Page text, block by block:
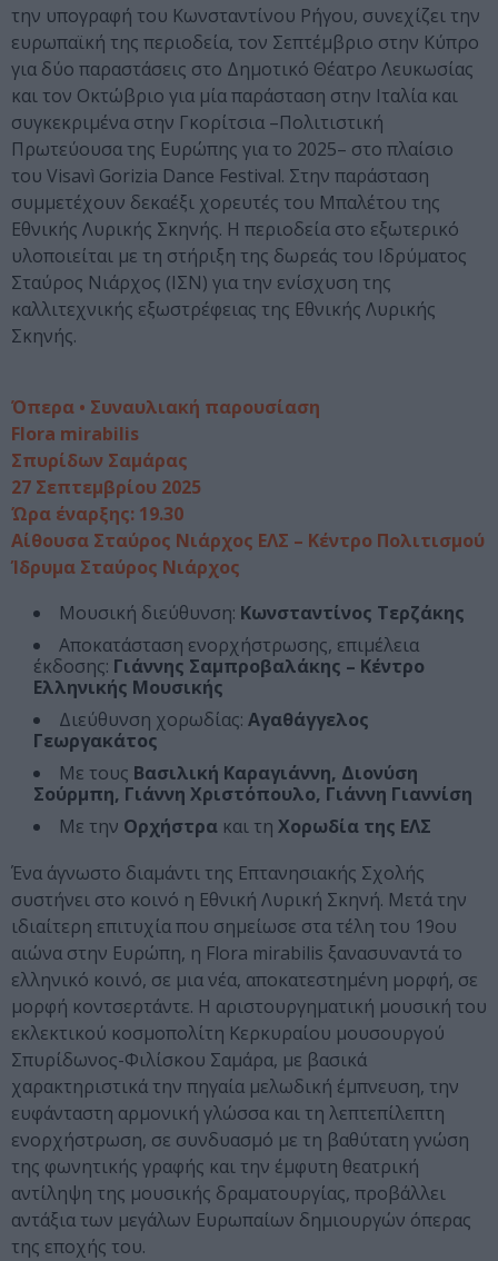
την υπογραφή του Κωνσταντίνου Ρήγου, συνεχίζει την
ευρωπαϊκή της περιοδεία, τον Σεπτέμβριο στην Κύπρο
για δύο παραστάσεις στο Δημοτικό Θέατρο Λευκωσίας
και τον Οκτώβριο για μία παράσταση στην Ιταλία και
συγκεκριμένα στην Γκορίτσια –Πολιτιστική
Πρωτεύουσα της Ευρώπης για το 2025– στο πλαίσιο
του Visavì Gorizia Dance Festival. Στην παράσταση
συμμετέχουν δεκαέξι χορευτές του Μπαλέτου της
Εθνικής Λυρικής Σκηνής. Η περιοδεία στο εξωτερικό
υλοποιείται με τη στήριξη της δωρεάς του Ιδρύματος
Σταύρος Νιάρχος (ΙΣΝ) για την ενίσχυση της
καλλιτεχνικής εξωστρέφειας της Εθνικής Λυρικής
Σκηνής.
Όπερα • Συναυλιακή παρουσίαση
Flora mirabilis
Σπυρίδων Σαμάρας
27 Σεπτεμβρίου 2025
Ώρα έναρξης: 19.30
Αίθουσα Σταύρος Νιάρχος ΕΛΣ – Κέντρο Πολιτισμού
Ίδρυμα Σταύρος Νιάρχος
Μουσική διεύθυνση: Κωνσταντίνος Τερζάκης
Αποκατάσταση ενορχήστρωσης, επιμέλεια
έκδοσης: Γιάννης Σαμπροβαλάκης – Κέντρο
Ελληνικής Μουσικής
Διεύθυνση χορωδίας: Αγαθάγγελος
Γεωργακάτος
Με τους Βασιλική Καραγιάννη, Διονύση
Σούρμπη, Γιάννη Χριστόπουλο, Γιάννη Γιαννίση
Με την Ορχήστρα και τη Χορωδία της ΕΛΣ
Ένα άγνωστο διαμάντι της Επτανησιακής Σχολής
συστήνει στο κοινό η Εθνική Λυρική Σκηνή. Μετά την
ιδιαίτερη επιτυχία που σημείωσε στα τέλη του 19ου
αιώνα στην Ευρώπη, η Flora mirabilis ξανασυναντά το
ελληνικό κοινό, σε μια νέα, αποκατεστημένη μορφή, σε
μορφή κοντσερτάντε. Η αριστουργηματική μουσική του
εκλεκτικού κοσμοπολίτη Κερκυραίου μουσουργού
Σπυρίδωνος-Φιλίσκου Σαμάρα, με βασικά
χαρακτηριστικά την πηγαία μελωδική έμπνευση, την
ευφάνταστη αρμονική γλώσσα και τη λεπτεπίλεπτη
ενορχήστρωση, σε συνδυασμό με τη βαθύτατη γνώση
της φωνητικής γραφής και την έμφυτη θεατρική
αντίληψη της μουσικής δραματουργίας, προβάλλει
αντάξια των μεγάλων Ευρωπαίων δημιουργών όπερας
της εποχής του.